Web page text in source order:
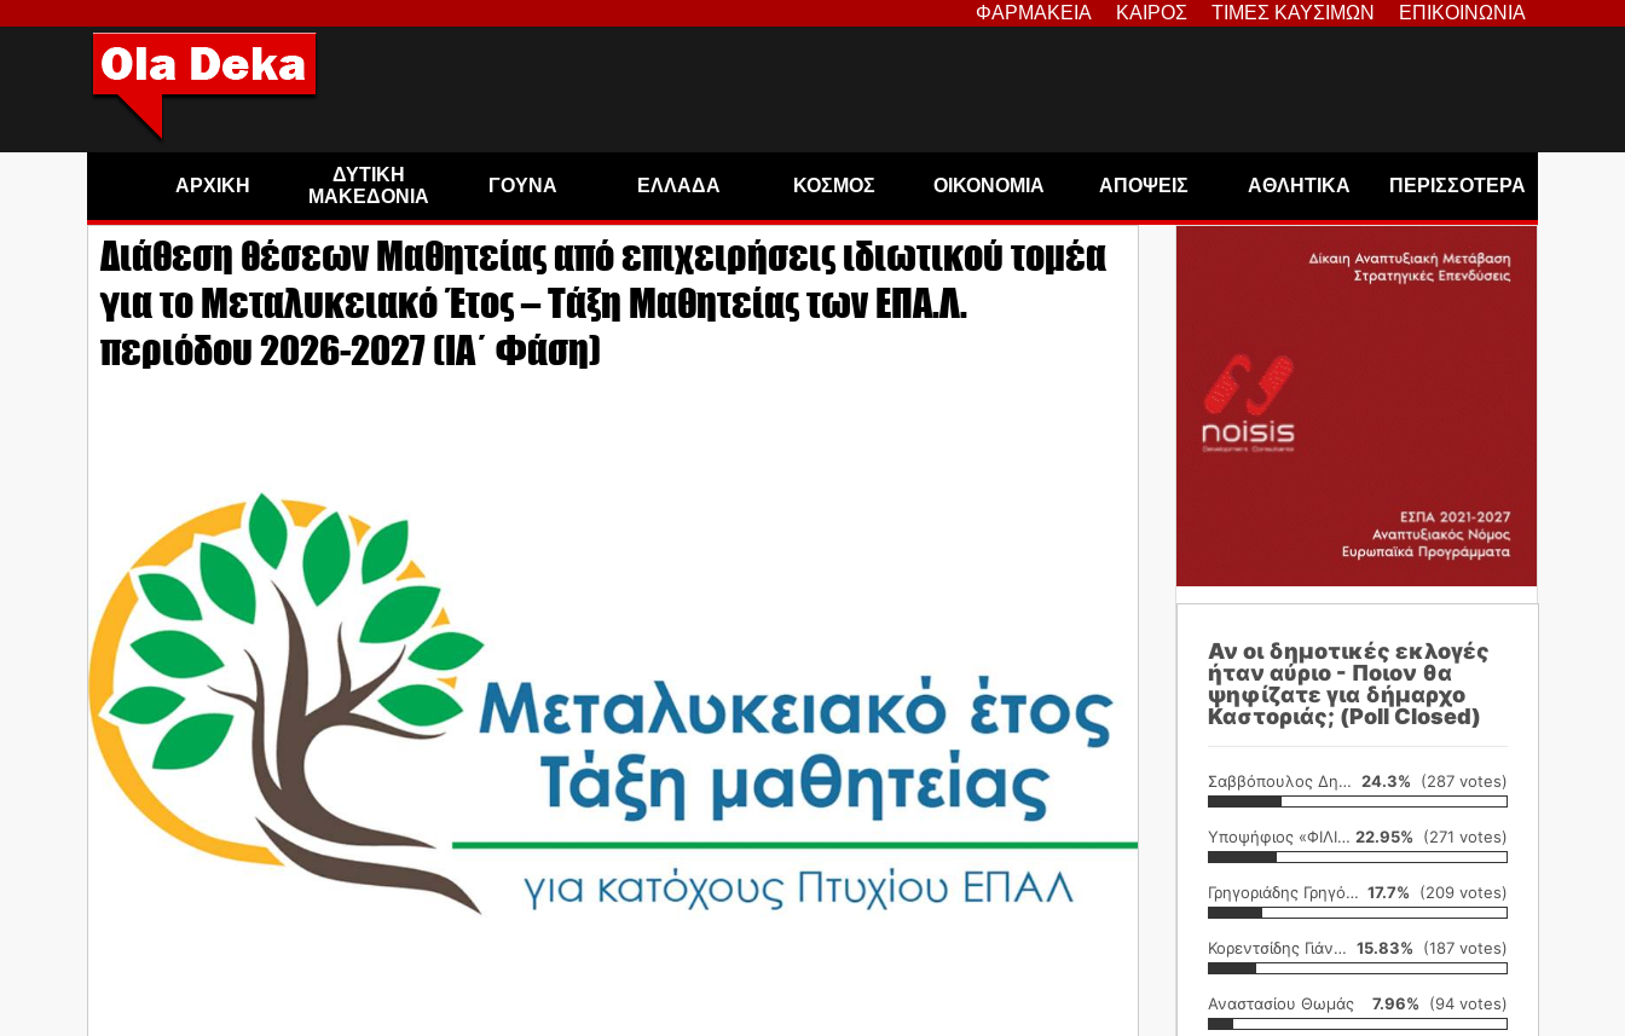
ΦΑΡΜΑΚΕΙΑ ΚΑΙΡΟΣ ΤΙΜΕΣ ΚΑΥΣΙΜΩΝ ΕΠΙΚΟΙΝΩΝΙΑ
ΑΡΧΙΚΗ
ΔΥΤΙΚΗ
ΜΑΚΕΔΟΝΙΑ
ΓΟΥΝΑ ΕΛΛΑΔΑ ΚΟΣΜΟΣ ΟΙΚΟΝΟΜΙΑ ΑΠΟΨΕΙΣ ΑΘΛΗΤΙΚΑ ΠΕΡΙΣΣΟΤΕΡΑ
Διάθεση θέσεων Μαθητείας από επιχειρήσεις ιδιωτικού τομέα
για το Μεταλυκειακό Έτος – Τάξη Μαθητείας των ΕΠΑ.Λ.
περιόδου 2026-2027 (ΙΑ΄ Φάση)
Αν οι δημοτικές εκλογές
ήταν αύριο - Ποιον θα
ψηφίζατε για δήμαρχο
Καστοριάς; (Poll Closed)
Σαββόπουλος Δημήτρης 24.3% (287 votes)
Υποψήφιος «ΦΙΛΙΚΗ ΕΤΑΙΡΕΙΑ» 22.95% (271 votes)
Γρηγοριάδης Γρηγόρης 17.7% (209 votes)
Κορεντσίδης Γιάννης 15.83% (187 votes)
Αναστασίου Θωμάς 7.96% (94 votes)